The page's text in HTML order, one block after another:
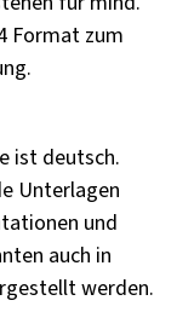
Format zum
ist deutsch.
Unterlagen
und
auch in
werden.